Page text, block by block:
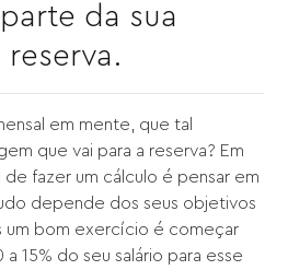
da sua
em mente, que tal
que vai para a reserva? Em
de fazer um cálculo é pensar em
depende dos seus objetivos
um bom exercício é começar
15% do seu salário para esse